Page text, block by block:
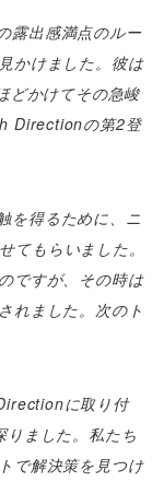
露出感満点のルー
かけました。彼は
どかけてその急峻
Directionの第2登
を得るために、ニ
もらいました。
ですが、その時は
れました。次のト
に取り付
りました。私たち
で解決策を見つけ